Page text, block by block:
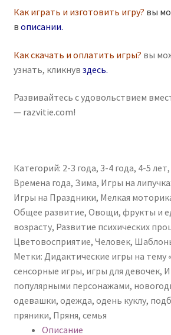
Как играть и изготовить игру? вы
в описании.
Как скачать и оплатить игры? вы
узнать, кликнув здесь.
Развивайтесь с удовольствием
— razvitie.com!
Категорий: 2-3 года, 3-4 года, 4-5 лет,
Времена года, Зима, Игры на
Игры на Праздники, Мелкая
Общее развитие, Овощи, фрукты и
возрасту, Развитие психических
Цветовосприятие, Человек,
Метки: Дидактические игры на тему
сенсорные игры, игры для девочек,
популярными персонажами,
одевашки, одежда, одень куклу,
пряники, Пряня, семья
Описание